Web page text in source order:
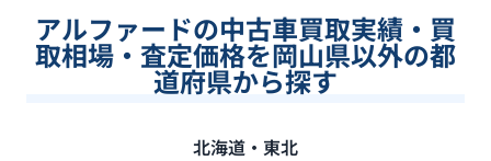
アルファードの中古車買取実績・買
取相場・査定価格を岡山県以外の都
道府県から探す
北海道・東北